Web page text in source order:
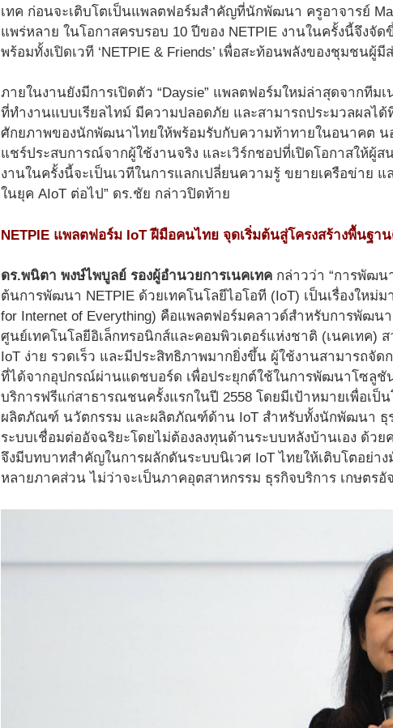
เทค ก่อนจะเติบโตเป็นแพลตฟอร์มสำคัญที่นักพัฒนา ครูอาจารย์
แพร่หลาย ในโอกาสครบรอบ 10 ปีของ NETPIE งานในครั้งนี้จึงจั
พร้อมทั้งเปิดเวที ‘NETPIE & Friends’ เพื่อสะท้อนพลังของชุมชนผู้
ภายในงานยังมีการเปิดตัว “Daysie” แพลตฟอร์มใหม่ล่าสุดจากที
ที่ทำงานแบบเรียลไทม์ มีความปลอดภัย และสามารถประมวลผลไ
ศักยภาพของนักพัฒนาไทยให้พร้อมรับกับความท้าทายในอนาคต น
แชร์ประสบการณ์จากผู้ใช้งานจริง และเวิร์กชอปที่เปิดโอกาสให้ผู้ส
งานในครั้งนี้จะเป็นเวทีในการแลกเปลี่ยนความรู้ ขยายเครือข่าย
ในยุค AIoT ต่อไป” ดร.ชัย กล่าวปิดท้าย
NETPIE แพลตฟอร์ม IoT ฝีมือคนไทย จุดเริ่มต้นสู่โครงสร้างพื้นฐา
ดร.พนิตา พงษ์ไพบูลย์ รองผู้อำนวยการเนคเทค กล่าวว่า “การพัฒน
ต้นการพัฒนา NETPIE ด้วยเทคโนโลยีไอโอที (IoT) เป็นเรื่องใหม่ม
for Internet of Everything) คือแพลตฟอร์มคลาวด์สำหรับการพัฒ
ศูนย์เทคโนโลยีอิเล็กทรอนิกส์และคอมพิวเตอร์แห่งชาติ (เนคเทค)
IoT ง่าย รวดเร็ว และมีประสิทธิภาพมากยิ่งขึ้น ผู้ใช้งานสามารถจั
ที่ได้จากอุปกรณ์ผ่านแดชบอร์ด เพื่อประยุกต์ใช้ในการพัฒนาโซลูชั
บริการฟรีแก่สาธารณชนครั้งแรกในปี 2558 โดยมีเป้าหมายเพื่อเ
ผลิตภัณฑ์ นวัตกรรม และผลิตภัณฑ์ด้าน IoT สำหรับทั้งนักพัฒนา ธุร
ระบบเชื่อมต่ออัจฉริยะโดยไม่ต้องลงทุนด้านระบบหลังบ้านเอง ด้ว
จึงมีบทบาทสำคัญในการผลักดันระบบนิเวศ IoT ไทยให้เติบโตอย่า
หลายภาคส่วน ไม่ว่าจะเป็นภาคอุตสาหกรรม ธุรกิจบริการ เกษตรอั